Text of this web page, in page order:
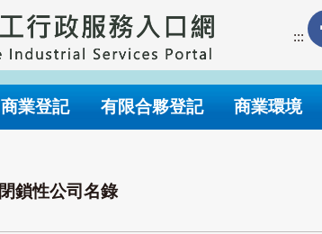
:::
商業登記 有限合夥登記 商業環境
閉鎖性公司名錄